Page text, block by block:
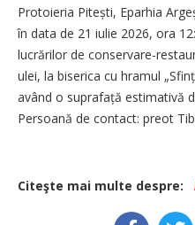
Protoieria Pitești, Eparhia
în data de 21 iulie 2026, ora
lucrărilor de conservare-
ulei, la biserica cu hramul
având o suprafață estimativă
Persoană de contact: preot
Citeşte mai multe despre: